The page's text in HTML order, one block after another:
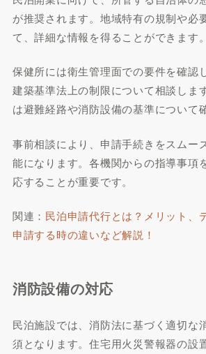
閉じる
が推奨されます。地域特有の規制や必
て、詳細な情報を得ることができます。
保健所には衛生管理面での要件を確認
建築基準法上の制限について相談しま
は避難経路や消防設備の基準について
事前相談により、申請手続きをスムー
能になります。各機関からの指導事項
応することが重要です。
関連： 民泊申請代行とは？メリット、
申請する時の違いなど解説！
消防設備の対応
民泊施設では、消防法に基づく適切な
須となります。住宅用火災警報器の設